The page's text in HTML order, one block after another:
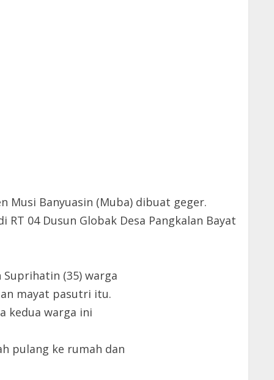
Musi Banyuasin (Muba) dibuat geger.
04 Dusun Globak Desa Pangkalan Bayat
(35) warga
mayat pasutri itu.
kedua warga ini
pulang ke rumah dan